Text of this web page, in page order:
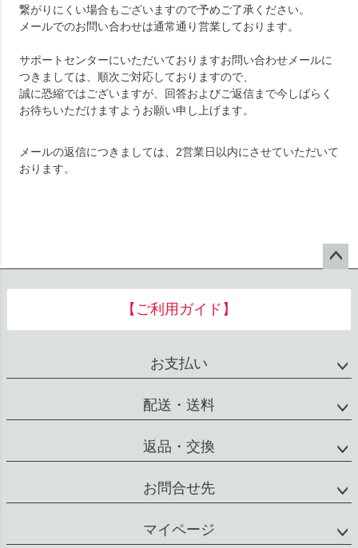
繋がりにくい場合もございますので予めご了承ください。
メールでのお問い合わせは通常通り営業しております。
サポートセンターにいただいておりますお問い合わせメールに
つきましては、順次ご対応しておりますので、
誠に恐縮ではございますが、回答およびご返信まで今しばらく
お待ちいただけますようお願い申し上げます。
メールの返信につきましては、2営業日以内にさせていただいて
おります。
へ
【ご利用ガイド】
お支払い
配送・送料
返品・交換
お問合せ先
マイページ